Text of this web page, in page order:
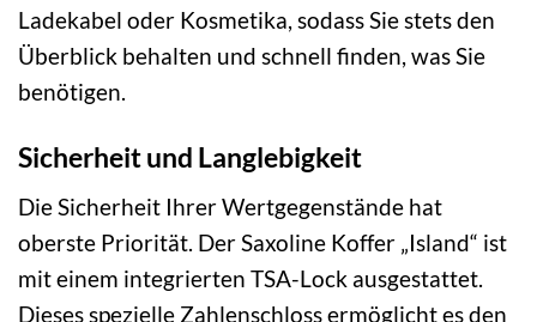
Ladekabel oder Kosmetika, sodass Sie stets den
Überblick behalten und schnell finden, was Sie
benötigen.
Sicherheit und Langlebigkeit
Die Sicherheit Ihrer Wertgegenstände hat
oberste Priorität. Der Saxoline Koffer „Island“ ist
mit einem integrierten TSA-Lock ausgestattet.
Dieses spezielle Zahlenschloss ermöglicht es den